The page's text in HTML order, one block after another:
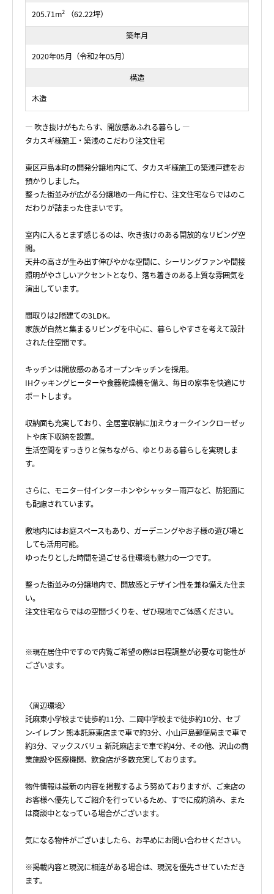
205.71m2
（62.22坪）
築年月
2020年05月（令和2年05月）
構造
木造
― 吹き抜けがもたらす、開放感あふれる暮らし ―
タカスギ様施工・築浅のこだわり注文住宅
東区戸島本町の開発分譲地内にて、タカスギ様施工の築浅戸建をお
預かりしました。
整った街並みが広がる分譲地の一角に佇む、注文住宅ならではのこ
だわりが詰まった住まいです。
室内に入るとまず感じるのは、吹き抜けのある開放的なリビング空
間。
天井の高さが生み出す伸びやかな空間に、シーリングファンや間接
照明がやさしいアクセントとなり、落ち着きのある上質な雰囲気を
演出しています。
間取りは2階建ての3LDK。
家族が自然と集まるリビングを中心に、暮らしやすさを考えて設計
された住空間です。
キッチンは開放感のあるオープンキッチンを採用。
IHクッキングヒーターや食器乾燥機を備え、毎日の家事を快適にサ
ポートします。
収納面も充実しており、全居室収納に加えウォークインクローゼッ
トや床下収納を設置。
生活空間をすっきりと保ちながら、ゆとりある暮らしを実現しま
す。
さらに、モニター付インターホンやシャッター雨戸など、防犯面に
も配慮されています。
敷地内にはお庭スペースもあり、ガーデニングやお子様の遊び場と
しても活用可能。
ゆったりとした時間を過ごせる住環境も魅力の一つです。
整った街並みの分譲地内で、開放感とデザイン性を兼ね備えた住ま
い。
注文住宅ならではの空間づくりを、ぜひ現地でご体感ください。
※現在居住中ですので内覧ご希望の際は日程調整が必要な可能性が
ございます。
〈周辺環境〉
託麻東小学校まで徒歩約11分、二岡中学校まで徒歩約10分、セブ
ン-イレブン 熊本託麻東店まで車で約3分、小山戸島郵便局まで車で
約3分、マックスバリュ 新託麻店まで車で約4分、その他、沢山の商
業施設や医療機関、飲食店が多数充実しております。
物件情報は最新の内容を掲載するよう努めておりますが、ご来店の
お客様へ優先してご紹介を行っているため、すでに成約済み、また
は商談中となっている場合がございます。
気になる物件がございましたら、お早めにお問い合わせください。
※掲載内容と現況に相違がある場合は、現況を優先させていただき
ます。